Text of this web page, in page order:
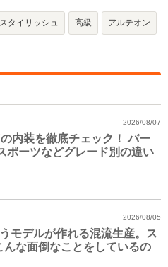
スタイリッシュ 高級 アルテオン
内装を徹底チェック！ バー
ポーツなどグレード別の違い
2026/08/07
モデルが作れる混流生産。ス
んな面倒なことをしているの
2026/08/05